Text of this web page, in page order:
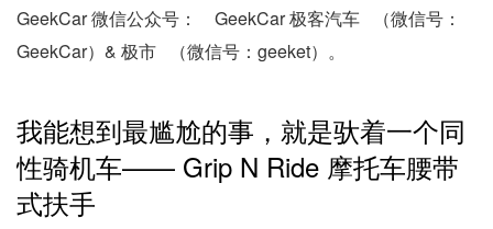
GeekCar 微信公众号： GeekCar 极客汽车 （微信号：
GeekCar）& 极市 （微信号：geeket）。
我能想到最尴尬的事，就是驮着一个同
性骑机车—— Grip N Ride 摩托车腰带
式扶手